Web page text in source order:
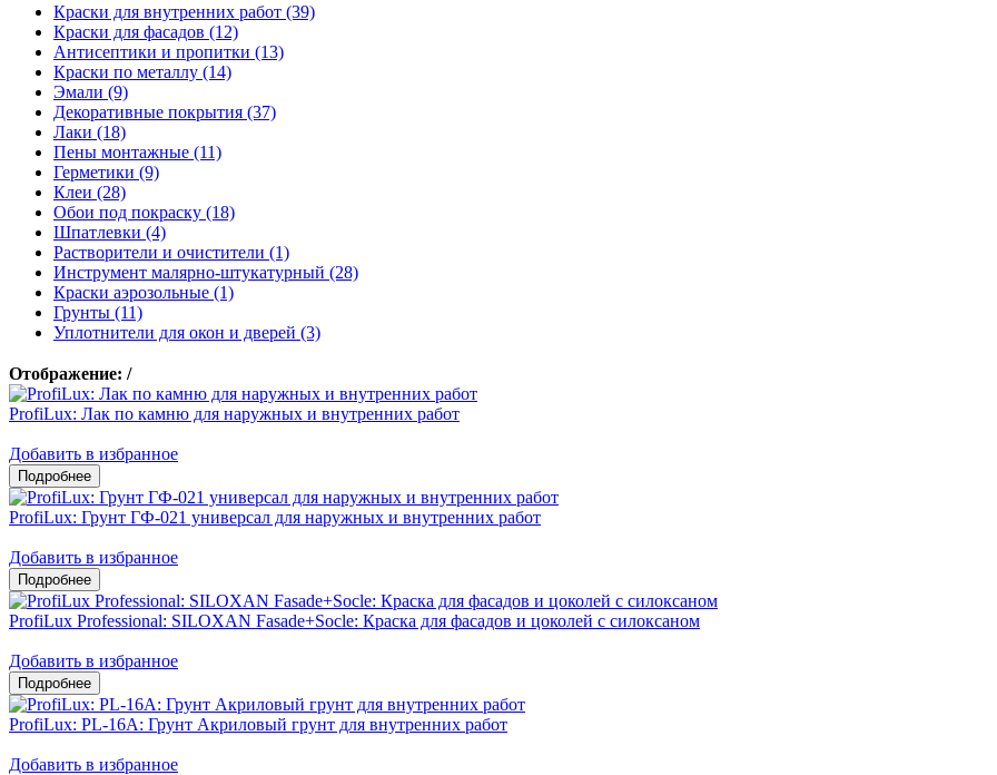
Краски для внутренних работ (39)
Краски для фасадов (12)
Антисептики и пропитки (13)
Краски по металлу (14)
Эмали (9)
Декоративные покрытия (37)
Лаки (18)
Пены монтажные (11)
Герметики (9)
Клеи (28)
Обои под покраску (18)
Шпатлевки (4)
Растворители и очистители (1)
Инструмент малярно-штукатурный (28)
Краски аэрозольные (1)
Грунты (11)
Уплотнители для окон и дверей (3)
Отображение: /
ProfiLux: Лак по камню для наружных и внутренних работ
Добавить в избранное
ProfiLux: Грунт ГФ-021 универсал для наружных и внутренних работ
Добавить в избранное
ProfiLux Professional: SILOXAN Fasade+Socle: Краска для фасадов и цоколей c силоксаном
Добавить в избранное
ProfiLux: PL-16A: Грунт Акриловый грунт для внутренних работ
Добавить в избранное